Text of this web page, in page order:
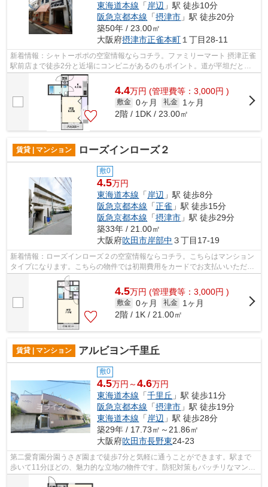
東海道本線 「岸辺 」駅 徒歩10分
阪急京都本線 「摂津市 」駅 徒歩20分
築50年 / 23.00㎡
大阪府摂津市正雀本町１丁目28-11
新着情報：シャトーポポの空室情報ならコチラ。ファミリーマート 摂津正雀
駅前店まで徒歩2分と近場にコンビニがあるのもポイント。道が平坦だと買
い物も快適にできますね。鉄筋コンク...
4.4万円 (管理費等：3,000円 )
敷金 0ヶ月 礼金
1ヶ月
2階 / 1DK / 23.00㎡
賃貸 | マンション ローズインローズ２
敷0
4.5万円
東海道本線 「 岸辺 」駅 徒歩8分
阪急京都本線 「正雀 」駅 徒歩15分
阪急京都本線 「摂津市 」駅 徒歩29分
築33年 / 21.00㎡
大阪府吹田市岸部中 ３丁目17-19
新着情報：ローズインローズ２の空室情報ならコチラ。こちらはマンション
タイプになります。こちらの物件では初期費用をカードでお支払いいただけ
ます。防音効果や耐火性の高い鉄筋コ...
4.5万円 (管理費等：3,000円 )
敷金 0ヶ月 礼金
1ヶ月
2階 / 1K / 21.00㎡
賃貸 | マンション アルビヨン千里丘
敷0
4.5万円～4.6万円
東海道本線 「千里丘 」駅 徒歩11分
阪急京都本線 「摂津市 」駅 徒歩19分
東海道本線 「 岸辺 」駅 徒歩28分
築29年 / 17.73㎡～21.86㎡
大阪府吹田市長野東24-23
第二愛育園分園うさぎ園まで徒歩7分と気軽に通うことができます。駅まで
歩いて11分ほどの、魅力的な立地の物件です。防犯対策もバッチリなマンシ
ョンタイプの物件です。安全面を気にす...